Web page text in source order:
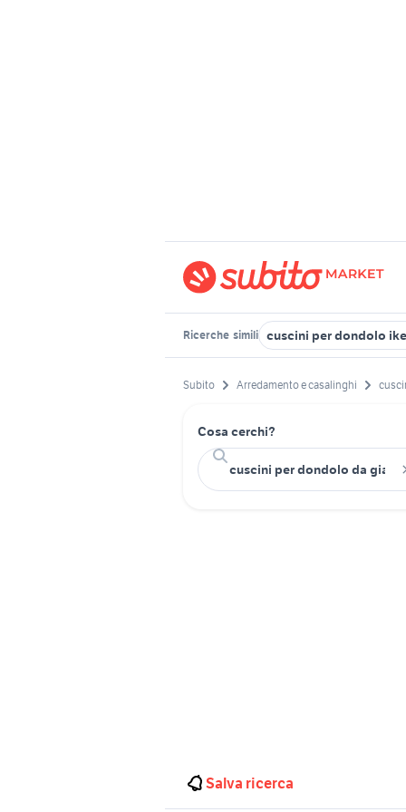
Ricerche simili cuscini per dondolo
Subito Arredamento e casalinghi
Cosa cerchi?
Salva ricerca